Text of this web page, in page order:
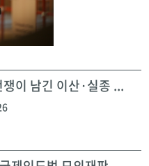
이 남긴 이산·실종 ...